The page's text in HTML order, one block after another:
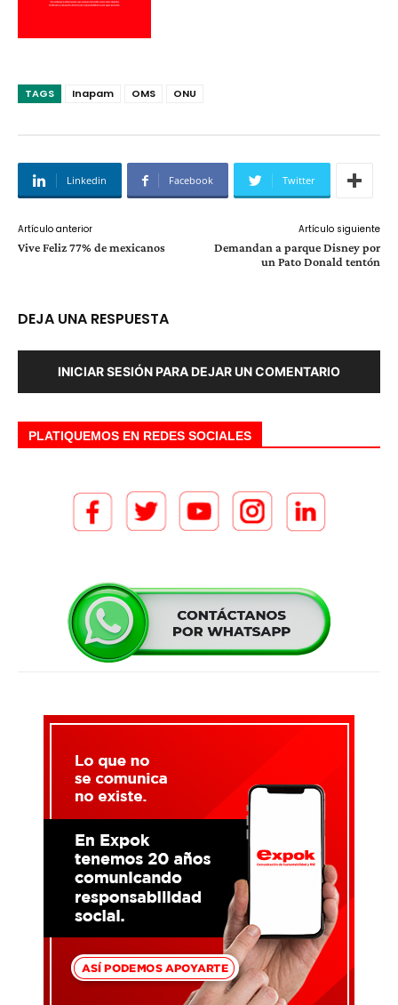
TAGS Inapam OMS ONU
Linkedin Facebook Twitter
Artículo anterior
Vive Feliz 77% de mexicanos
Artículo siguiente
Demandan a parque Disney por
un Pato Donald tentón
DEJA UNA RESPUESTA
INICIAR SESIÓN PARA DEJAR UN COMENTARIO
PLATIQUEMOS EN REDES SOCIALES